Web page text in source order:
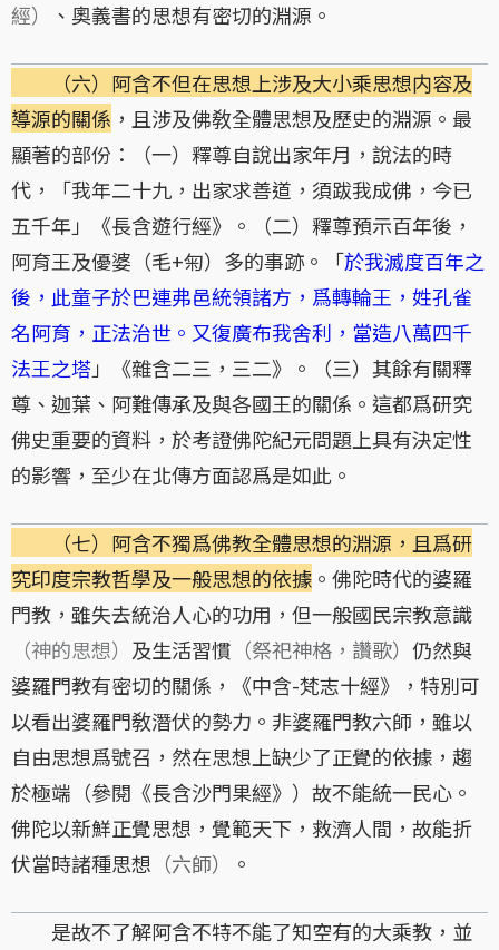
經）
、奧義書的思想有密切的淵源。
（六）阿含不但在思想上涉及大小乘思想内容及
導源的關係 ，且涉及佛敎全體思想及歷史的淵源。最
顯著的部份：（一）釋尊自說出家年月，說法的時
代，「我年二十九，出家求善道，須跋我成佛，今已
五千年」《長含遊行經》。（二）釋尊預示百年後，
阿育王及優婆（毛+匊）多的事跡。「於我滅度百年之
後，此童子於巴連弗邑統領諸方，爲轉輪王，姓孔雀
名阿育，正法治世。又復廣布我舍利，當造八萬四千
法王之塔 」《雜含二三，三二》。（三）其餘有關釋
尊、迦葉、阿難傳承及與各國王的關係。這都爲研究
佛史重要的資料，於考證佛陀紀元問題上具有決定性
的影響，至少在北傳方面認爲是如此。
（七）阿含不獨爲佛教全體思想的淵源，且爲研
究印度宗教哲學及一般思想的依據 。佛陀時代的婆羅
門教，雖失去統治人心的功用，但一般國民宗教意識
（神的思想） 及生活習慣 （祭祀神格，讚歌） 仍然與
婆羅門教有密切的關係，《中含-梵志十經》，特別可
以看出婆羅門敎潛伏的勢力。非婆羅門教六師，雖以
自由思想爲號召，然在思想上缺少了正覺的依據，趨
於極端（參閱《長含沙門果經》）故不能統一民心。
佛陀以新鮮正覺思想，覺範天下，救濟人間，故能折
伏當時諸種思想 （六師） 。
是故不了解阿含不特不能了知空有的大乘教，並